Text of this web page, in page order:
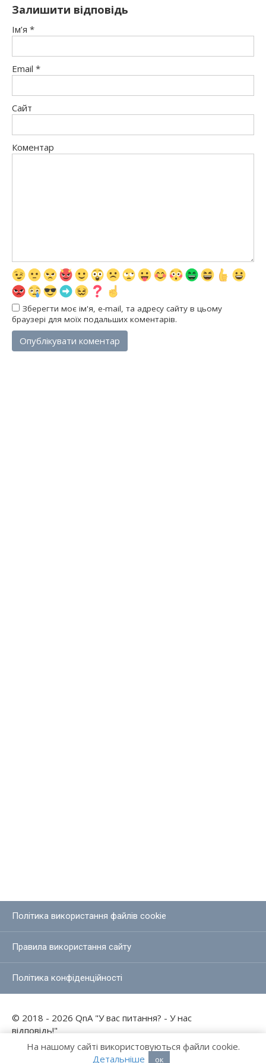
Залишити відповідь
Ім’я *
Email *
Сайт
Коментар
Зберегти моє ім'я, e-mail, та адресу сайту в цьому
браузері для моїх подальших коментарів.
Політика використання файлів cookie
Правила використання сайту
Політика конфіденційності
© 2018 - 2026 QnA "У вас питання? - У нас
відповідь!"
На нашому сайті використовуються файли cookie.
Детальніше
ок